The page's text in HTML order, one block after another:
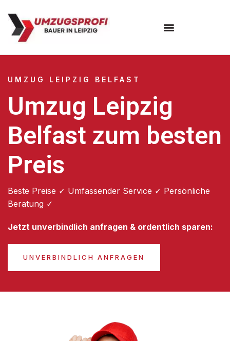
UMZUG LEIPZIG BELFAST
Umzug Leipzig
Belfast zum besten
Preis
Beste Preise ✓ Umfassender Service ✓ Persönliche
Beratung ✓
Jetzt unverbindlich anfragen & ordentlich sparen:
UNVERBINDLICH ANFRAGEN